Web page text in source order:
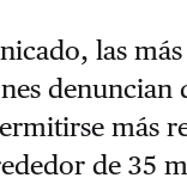
las más
denuncian
más
de 35